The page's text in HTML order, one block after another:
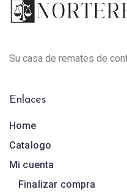
Su casa de remates de
Enlaces
Home
Catalogo
Mi cuenta
Finalizar compra